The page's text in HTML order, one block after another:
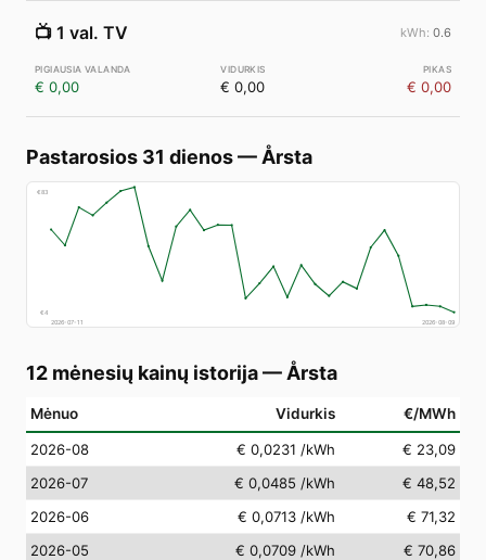
📺 1 val. TV 0.6
€ 0,00 € 0,00 € 0,00
Pastarosios 31 dienos— Årsta
€83
€4
2026-07-11
2026-08-09
12 mėnesių kainų istorija— Årsta
Mėnuo Vidurkis €/MWh
2026-08 € 0,0231 /kWh
€ 23,09
2026-07
€ 0,0485 /kWh
€ 48,52
2026-06
€ 0,0713 /kWh
€ 71,32
2026-05
€ 0,0709 /kWh
€ 70,86